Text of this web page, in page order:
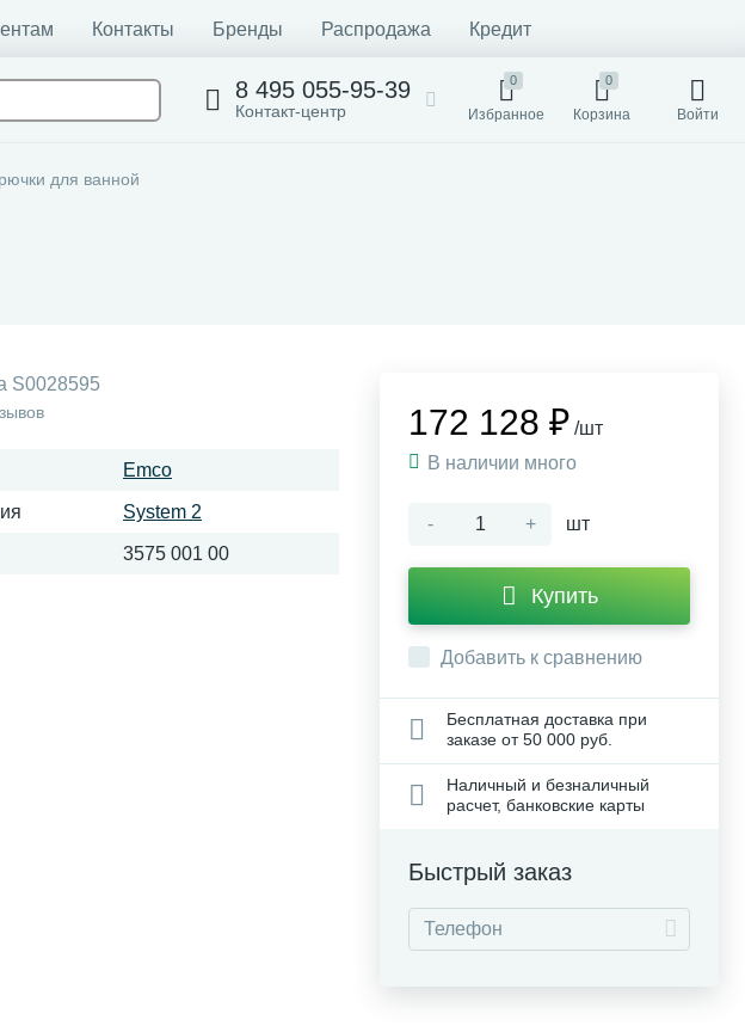
Контакты Бренды Распродажа Кредит
8 495 055-95-39
Контакт-центр
0
Избранное
0
Корзина Войти
для ванной
S0028595
Emco
System 2
3575 001 00
172 128 ₽ /шт
В наличии много
- + шт
Купить
Добавить к сравнению
Бесплатная доставка при
заказе от 50 000 руб.
Наличный и безналичный
расчет, банковские карты
Быстрый заказ